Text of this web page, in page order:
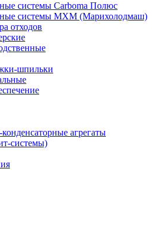
системы Carboma Полюс
системы МХМ (Марихолодмаш)
отходов
шпильки
агрегаты
системы)